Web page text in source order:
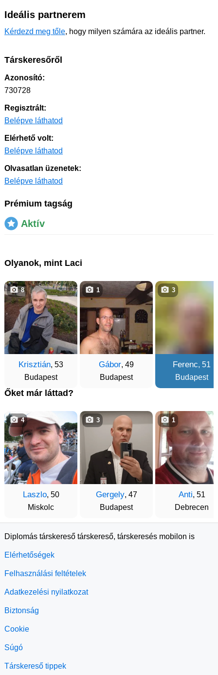
Ideális partnerem
Kérdezd meg tőle, hogy milyen számára az ideális partner.
Társkeresőről
Azonosító:
730728
Regisztrált:
Belépve láthatod
Elérhető volt:
Belépve láthatod
Olvasatlan üzenetek:
Belépve láthatod
Prémium tagság
Aktív
Olyanok, mint Laci
Krisztián, 53
Budapest
8
Gábor, 49
Budapest
1
Ferenc, 51
Budapest
3
Őket már láttad?
Laszlo, 50
Miskolc
4
Gergely, 47
Budapest
3
Anti, 51
Debrecen
1
Diplomás társkereső társkereső, társkeresés mobilon is
Elérhetőségek
Felhasználási feltételek
Adatkezelési nyilatkozat
Biztonság
Cookie
Súgó
Társkereső tippek